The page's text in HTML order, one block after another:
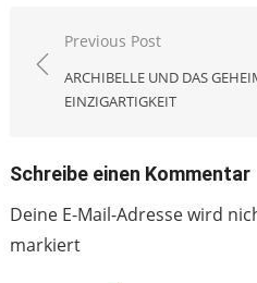
Beitragsnavigation
Previous Post
ARCHIBELLE UND DAS
EINZIGARTIGKEIT
Schreibe einen Kommentar
Deine E-Mail-Adresse wird
markiert